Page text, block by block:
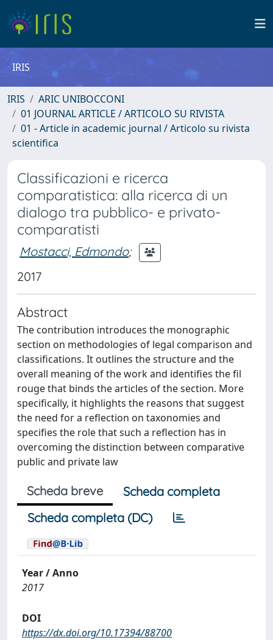
IRIS
IRIS
ARIC UNIBOCCONI
01 JOURNAL ARTICLE / ARTICOLO SU RIVISTA
01 - Article in academic journal / Articolo su rivista
scientifica
Classificazioni e ricerca
comparatistica: alla ricerca di un
dialogo tra pubblico- e privato-
comparatisti
Mostacci, Edmondo;
2017
Abstract
The contribution introduces the monographic
section on methodologies of legal comparison and
classifications. It outlines the structure and the
overall meaning of the work and identifies the fil
rouge that binds the articles of the section. More
specifically, it highlights the reasons that suggest
the need for a reflection on taxonomies and
specifies the role that such a reflection has in
overcoming the distinction between comparative
public and private law
Scheda breve
Scheda completa
Scheda completa (DC)
Year / Anno
2017
DOI
https://dx.doi.org/10.17394/88700